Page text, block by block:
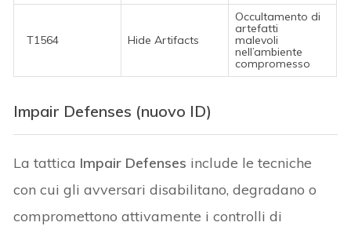
T1564 Hide Artifacts
Occultamento di
artefatti
malevoli
nell’ambiente
compromesso
Impair Defenses (nuovo ID)
La tattica Impair Defenses include le tecniche
con cui gli avversari disabilitano, degradano o
compromettono attivamente i controlli di